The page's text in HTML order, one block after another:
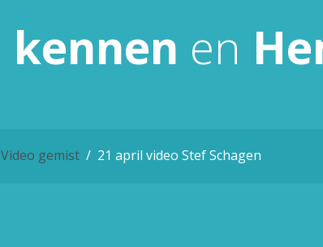
kennen en
Video gemist 21 april video Stef Schagen